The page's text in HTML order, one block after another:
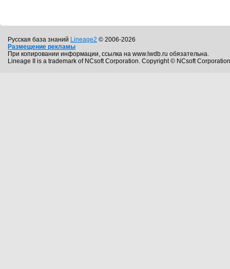
Русская база знаний Lineage2 © 2006-2026
Размещение рекламы
При копировании информации, ссылка на www.lwdb.ru обязательна.
Lineage II is a trademark of NCsoft Corporation. Copyright © NCsoft